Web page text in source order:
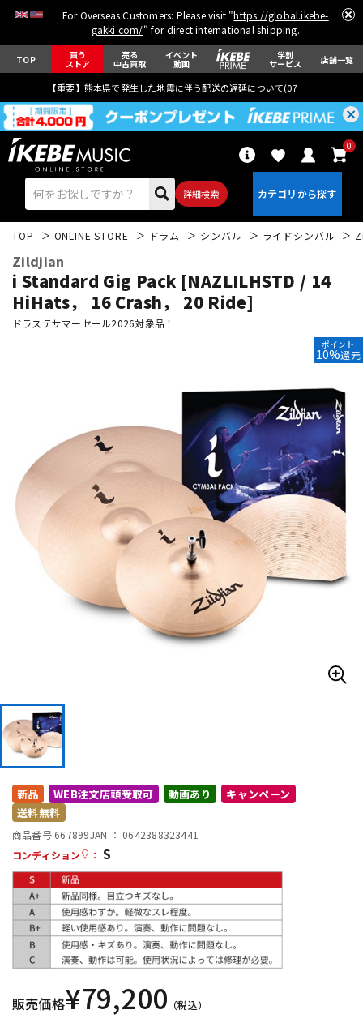
For Overseas Customers: Please visit "https://global.ikebe-
gakki.com/" for direct international shipping.
TOP 買う
ストア
売る
中古買取
イベント
動画
学割
サービス 店舗一覧
【重要】熊本県で発生した地震に伴う配送の遅延について(07月29日
詳細検索
0
エレキギター
ウクレレ
ドラム パーカッション
キーボード 電子ピアノ
その他楽器
エフェクター
配信/ライブ機器 楽器アクセサリ
中古
TOP ONLINE STORE ドラム シンバル ライドシンバル
Zildjian
i Standard Gig Pack [NAZLILHSTD / 14
HiHats， 16 Crash， 20 Ride]
ドラステサマーセール2026対象品！
ポイント
10%還元
新品 WEB注文店頭受取可 動画あり
キャンペーン
送料無料
商品番号 667899JAN ： 0642388323441
コンディション
： S
販売価格¥79,200 （税込）